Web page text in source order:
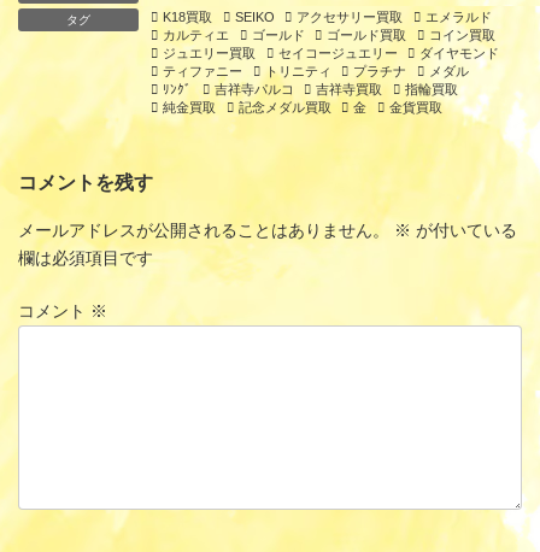
タグ K18買取 SEIKO アクセサリー買取
エメラルド
カルティエ
ゴールド ゴールド買取
コイン買取
ジュエリー買取
セイコージュエリー
ダイヤモンド
ティファニー
トリニティ プラチナ
メダル
ﾘﾝｸﾞ
吉祥寺パルコ 吉祥寺買取
指輪買取
純金買取
記念メダル買取 金 金貨買取
コメントを残す
メールアドレスが公開されることはありません。 ※ が付いている
欄は必須項目です
コメント ※